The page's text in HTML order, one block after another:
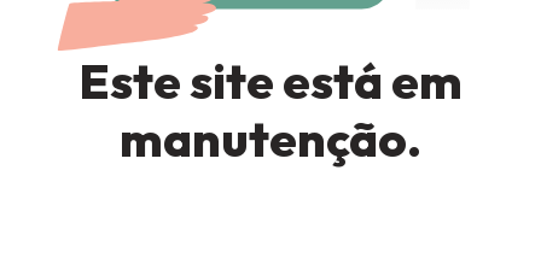
Este site está em
manutenção.
CREATE AN ACCOUNT